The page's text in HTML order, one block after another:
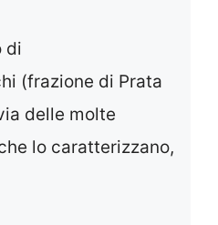
di
(frazione di Prata
delle molte
lo caratterizzano,